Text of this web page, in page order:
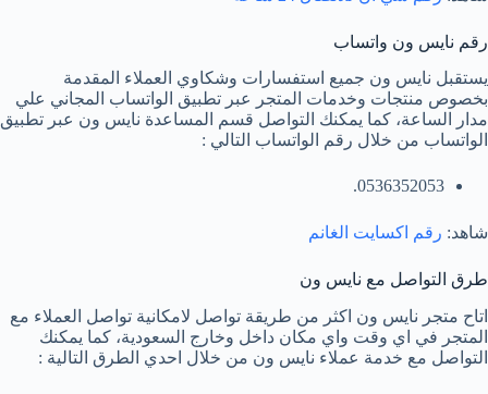
رقم نايس ون واتساب
يستقبل نايس ون جميع استفسارات وشكاوي العملاء المقدمة
بخصوص منتجات وخدمات المتجر عبر تطبيق الواتساب المجاني علي
مدار الساعة، كما يمكنك التواصل قسم المساعدة نايس ون عبر تطبيق
الواتساب من خلال رقم الواتساب التالي :
0536352053.
شاهد: رقم اكسايت الغانم
طرق التواصل مع نايس ون
اتاح متجر نايس ون اكثر من طريقة تواصل لامكانية تواصل العملاء مع
المتجر في اي وقت واي مكان داخل وخارج السعودية، كما يمكنك
التواصل مع خدمة عملاء نايس ون من خلال احدي الطرق التالية :